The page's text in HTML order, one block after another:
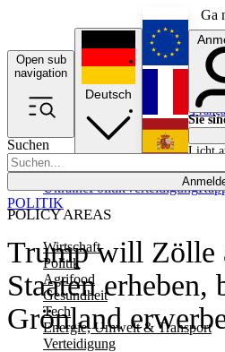
Ga
Open sub
navigation
Suchen
POLICY AREAS
Wirtschaft
Politik
Agrifood
Gesundheit
Tech
Energie, Umwelt & Transport
Verteidigung
UkrainePolitikVerteidigung
Deutsch
English
Sie
Licht
Trump will Zölle
Staaten
Grönland
POLITIK